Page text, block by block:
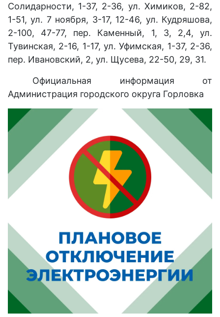
Солидарности, 1-37, 2-36, ул. Химиков, 2-82,
1-51, ул. 7 ноября, 3-17, 12-46, ул. Кудряшова,
2-100, 47-77, пер. Каменный, 1, 3, 2,4, ул.
Тувинская, 2-16, 1-17, ул. Уфимская, 1-37, 2-36,
пер. Ивановский, 2, ул. Щусева, 22-50, 29, 31.
Официальная информация от
Администрация городского округа Горловка